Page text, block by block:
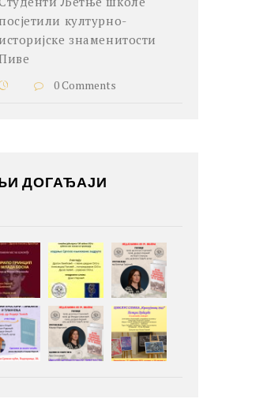
посјетили културно-
историјске знаменитости
0 Comments
ДОГАЂАЈИ